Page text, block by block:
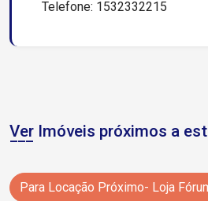
Telefone: 1532332215
Ver Imóveis próximos a
Para Locação Próximo- Loja